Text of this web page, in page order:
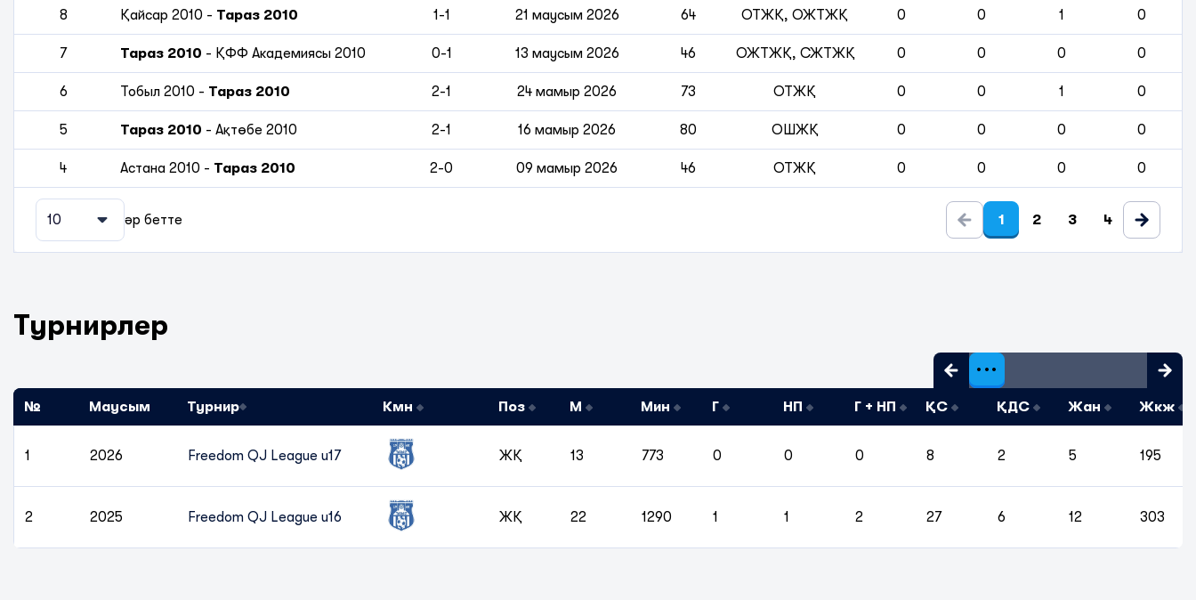
8 Қайсар 2010 - Тараз 2010 1-1 21 маусым 2026 64 ОТЖҚ, ОЖТЖҚ 0 0 1 0
7 Тараз 2010 - ҚФФ Академиясы 2010 0-1 13 маусым 2026 46 ОЖТЖҚ, СЖТЖҚ 0 0 0 0
6 Тобыл 2010 - Тараз 2010 2-1 24 мамыр 2026 73 ОТЖҚ 0 0 1 0
5 Тараз 2010 - Ақтөбе 2010 2-1 16 мамыр 2026 80 ОШЖҚ 0 0 0 0
4 Астана 2010 - Тараз 2010 2-0 09 мамыр 2026 46 ОТЖҚ 0 0 0 0
10 әр бетте 1 2 3 4
Турнирлер
№ Маусым Турнир Кмн Поз М Мин Г НП Г + НП ҚС ҚДС Жан Жкж
1 2026 Freedom QJ League u17 ЖҚ 13 773 0 0 0 8 2 5 195
2 2025 Freedom QJ League u16 ЖҚ 22 1290 1 1 2 27 6 12 303